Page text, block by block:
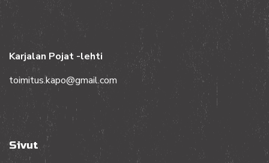
Karjalan Pojat -lehti
toimitus.kapo@gmail.com
Sivut